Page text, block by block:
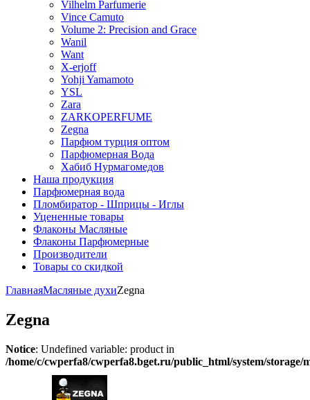
Vilhelm Parfumerie
Vince Camuto
Volume 2: Precision and Grace
Wanil
Want
X-erjoff
Yohji Yamamoto
YSL
Zara
ZARKOPERFUME
Zegna
Парфюм турция оптом
Парфюмерная Вода
Хабиб Нурмагомедов
Наша продукция
Парфюмерная вода
Пломбиратор - Шприцы - Иглы
Уцененные товары
Флаконы Масляные
Флаконы Парфюмерные
Производители
Товары со скидкой
ГлавнаяМасляные духиZegna
Zegna
Notice: Undefined variable: product in
/home/c/cwperfa8/cwperfa8.bget.ru/public_html/system/